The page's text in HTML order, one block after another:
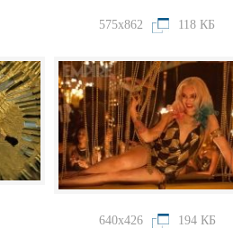
575x862 118 КБ
640x426 194 КБ